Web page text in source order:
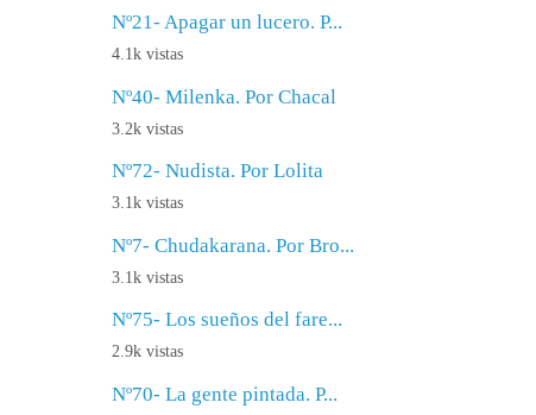
Nº21- Apagar un lucero. P...
4.1k vistas
Nº40- Milenka. Por Chacal
3.2k vistas
Nº72- Nudista. Por Lolita
3.1k vistas
Nº7- Chudakarana. Por Bro...
3.1k vistas
Nº75- Los sueños del fare...
2.9k vistas
Nº70- La gente pintada. P...